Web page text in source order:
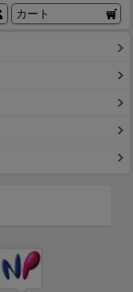
カート